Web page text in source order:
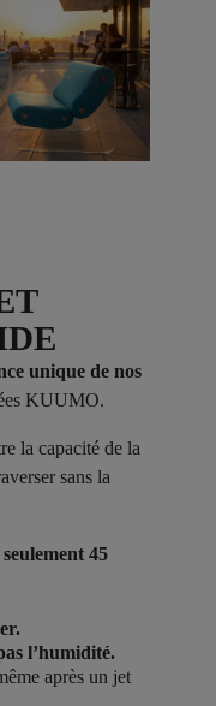
unique de nos
KUUMO.
la capacité de la
sans la
45
l’humidité.
après un jet